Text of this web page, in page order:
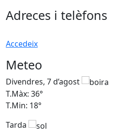
Adreces i telèfons
Accedeix
Meteo
Divendres, 7 d’agost
T.Màx: 36°
T.Min: 18°
Tarda